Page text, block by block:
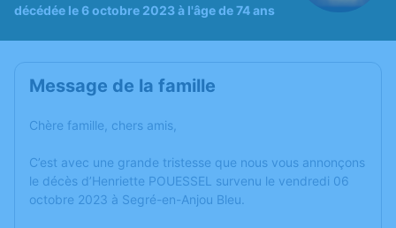
décédée le 6 octobre 2023 à l'âge de 74 ans
Message de la famille
Chère famille, chers amis,
C’est avec une grande tristesse que nous vous annonçons
le décès d’Henriette POUESSEL survenu le vendredi 06
octobre 2023 à Segré-en-Anjou Bleu.